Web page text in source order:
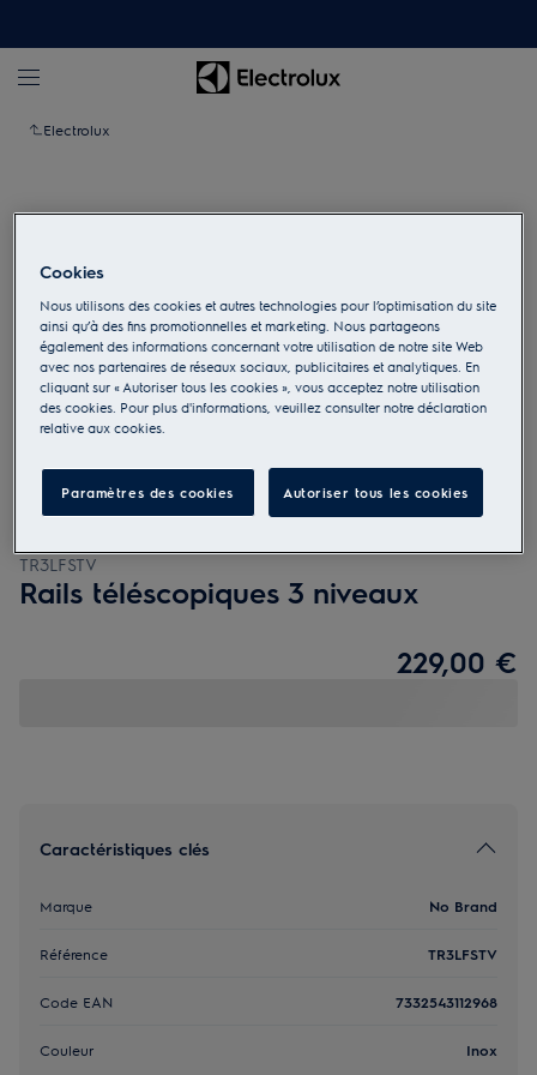
Electrolux
Appuyez pour zoomer
TR3LFSTV
Rails téléscopiques 3 niveaux
229,00 €
Caractéristiques clés
Marque No Brand
Référence TR3LFSTV
Code EAN 7332543112968
Couleur Inox
Cookies
Nous utilisons des cookies et autres technologies pour l’optimisation du site
ainsi qu’à des fins promotionnelles et marketing. Nous partageons
également des informations concernant votre utilisation de notre site Web
avec nos partenaires de réseaux sociaux, publicitaires et analytiques. En
cliquant sur « Autoriser tous les cookies », vous acceptez notre utilisation
des cookies. Pour plus d'informations, veuillez consulter notre déclaration
relative aux cookies.
Paramètres des cookies Autoriser tous les cookies